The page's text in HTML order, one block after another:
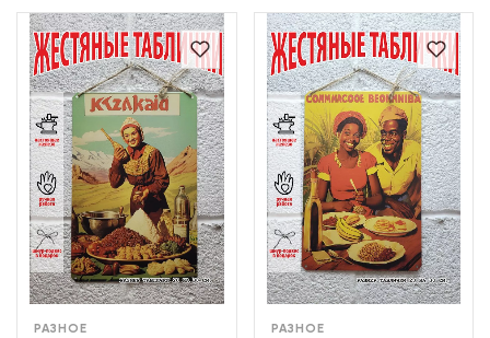
РАЗНОЕ РАЗНОЕ